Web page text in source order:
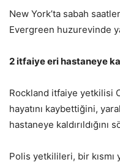
New York’ta sabah
Evergreen huzurevinde
2 itfaiye eri hastaneye
Rockland itfaiye yetkilisi
hayatını kaybettiğini,
hastaneye kaldırıldığını
Polis yetkilileri, bir kısmı